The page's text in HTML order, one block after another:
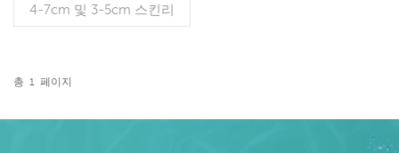
4-7cm 및 3-5cm 스킨리
스, 세척, 화학 처리 여부.
니다. 1kg 라이더 가방
장 가능 10kg 대량 또는 클
총 1 페이지